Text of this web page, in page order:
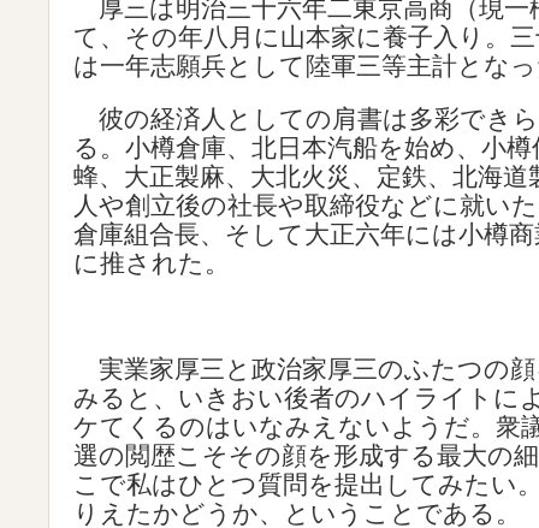
厚三は明治三十六年二東京高商（現一
て、その年八月に山本家に養子入り。
は一年志願兵として陸軍三等主計とな
彼の経済人としての肩書は多彩でき
る。小樽倉庫、北日本汽船を始め、小
蜂、大正製麻、大北火災、定鉄、北海
人や創立後の社長や取締役などに就い
倉庫組合長、そして大正六年には小樽
に推された。
実業家厚三と政治家厚三のふたつの
みると、いきおい後者のハイライトに
ケてくるのはいなみえないようだ。衆
選の閲歴こそその顔を形成する最大の
こで私はひとつ質問を提出してみたい
りえたかどうか、ということである。